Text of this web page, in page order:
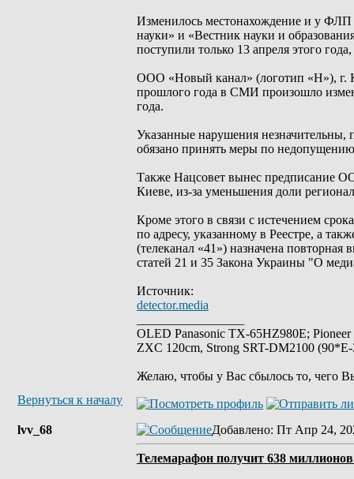
Изменилось местонахождение и у
науки» и «Вестник науки и
поступили только 13 апреля этого
ООО «Новый канал» (логотип «Н»), г.
прошлого года в СМИ произошло
года.
Указанные нарушения незначительны,
обязано принять меры по
Также Нацсовет вынес предписание
Киеве, из-за уменьшения доли
Кроме этого в связи с истечением
по адресу, указанному в Реестре, а
(телеканал «41») назначена повторная
статей 21 и 35 Закона Украины "О
Источник:
detector.media
OLED Panasonic TX-65HZ980E;
ZXC 120cm, Strong SRT-DM2100
Желаю, чтобы у Вас сбылось то, чего
Вернуться к началу
lvv_68 Добавлено: Пт Апр 24,
Телемарафон получит 638